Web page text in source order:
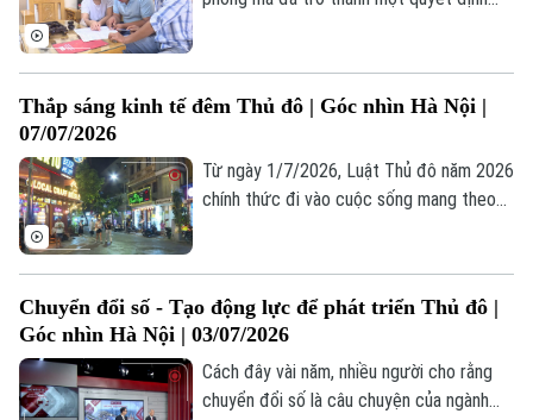
Đánh giá
Di tích
Dinh dưỡng
Tư vấn sức khỏe
Quần vợt
Golf
Giải trí
Tin tức
Sao
Điện ảnh
Thời trang
Đã phát sóng
Thắp sáng kinh tế đêm Thủ đô | Góc nhìn Hà Nội |
07/07/2026
Từ ngày 1/7/2026, Luật Thủ đô năm 2026
chính thức đi vào cuộc sống mang theo
theo đúng định hướng và chỉ đạo của
HĐND thành phố.
Chuyển đổi số - Tạo động lực để phát triển Thủ đô |
Góc nhìn Hà Nội | 03/07/2026
Cách đây vài năm, nhiều người cho rằng
chuyển đổi số là câu chuyện của ngành